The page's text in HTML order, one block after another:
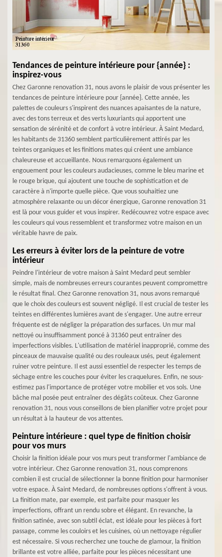
Tendances de peinture intérieure pour {année} :
inspirez-vous
Chez Garonne renovation 31, nous avons le plaisir de vous présenter les
tendances de peinture intérieure pour {année}. Cette année, les
palettes de couleurs s'inspirent des nuances apaisantes de la nature,
avec des tons terreux et des verts luxuriants qui apportent une
sensation de sérénité et de confort à votre intérieur. À Saint Medard,
les habitants de 31360 semblent particulièrement attirés par les
teintes organiques et les finitions mates qui créent une ambiance
chaleureuse et accueillante. Nous remarquons également un
engouement pour les couleurs audacieuses, comme le bleu marine et
le rouge brique, qui ajoutent une touche de sophistication et de
caractère à n'importe quelle pièce. Que vous souhaitiez une
atmosphère relaxante ou un décor énergique, Garonne renovation 31
est là pour vous guider et vous inspirer. Redécouvrez votre espace avec
les couleurs qui vous ressemblent et transformez votre maison en un
véritable havre de paix.
Les erreurs à éviter lors de la peinture de votre
intérieur
Peindre l'intérieur de votre maison à Saint Medard peut sembler
simple, mais de nombreuses erreurs courantes peuvent compromettre
le résultat final. Chez Garonne renovation 31, nous avons remarqué
que le choix des couleurs est souvent négligé. Il est crucial de tester les
teintes en différentes lumières avant de s'engager. Une autre erreur
fréquente est de négliger la préparation des surfaces. Un mur mal
nettoyé ou insuffisamment poncé à 31360 peut entraîner des
imperfections visibles. L'utilisation de matériel inapproprié, comme des
pinceaux de mauvaise qualité ou des rouleaux usés, peut également
ruiner votre peinture. Il est aussi essentiel de respecter les temps de
séchage entre les couches pour éviter les craquelures. Enfin, ne sous-
estimez pas l'importance de protéger votre mobilier et vos sols. Une
bâche mal posée peut entraîner des dégâts coûteux. Chez Garonne
renovation 31, nous vous conseillons de bien planifier votre projet pour
un résultat à la hauteur de vos attentes.
Peinture intérieure : quel type de finition choisir
pour vos murs
Choisir la finition idéale pour vos murs peut transformer l'ambiance de
votre intérieur. Chez Garonne renovation 31, nous comprenons
combien il est crucial de sélectionner la bonne finition pour harmoniser
votre espace. À Saint Medard, de nombreuses options s'offrent à vous.
La finition mate, par exemple, est parfaite pour masquer les
imperfections, offrant un rendu sobre et élégant. En revanche, la
finition satinée, avec son subtil éclat, est idéale pour les pièces à fort
passage, comme les couloirs et les cuisines, où un nettoyage régulier
est nécessaire. Si vous recherchez une touche de glamour, la finition
brillante est votre alliée, parfaite pour les pièces nécessitant une